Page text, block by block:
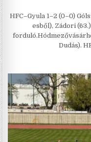
HFC–Gyula 1–2 (0–0)
esből), Zádori
Dudás).